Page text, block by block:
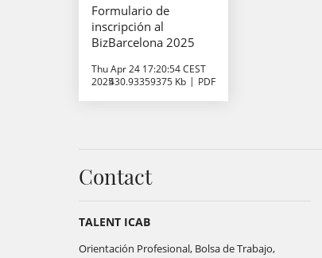
Formulario de
inscripción al
BizBarcelona 2025
Thu Apr 24 17:20:54 CEST
2025430.93359375 Kb PDF
Contact
TALENT ICAB
Orientación Profesional, Bolsa de Trabajo,